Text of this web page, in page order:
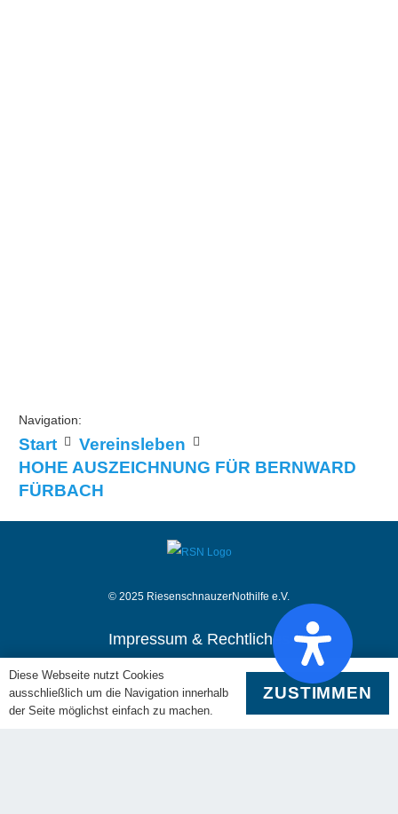
Navigation:
Start
Vereinsleben
HOHE AUSZEICHNUNG FÜR BERNWARD
FÜRBACH
© 2025 RiesenschnauzerNothilfe e.V.
Impressum & Rechtliches
Haftungsausschluss
Interner Teambereich
Impressum
Diese Webseite nutzt Cookies
ausschließlich um die Navigation innerhalb
der Seite möglichst einfach zu machen.
ZUSTIMMEN